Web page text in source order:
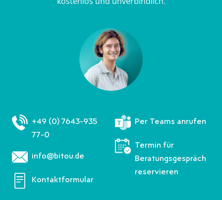
+49 (0) 7643-935
77-0
info@bitou.de
Kontaktformular
Per Teams anrufen
Termin für
Beratungsgespräch
reservieren